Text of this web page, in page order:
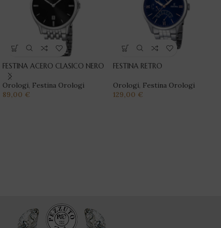
FESTINA ACERO CLASICO NERO
Orologi, Festina Orologi
89,00 €
FESTINA RETRO
Orologi, Festina Orologi
129,00 €